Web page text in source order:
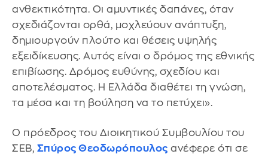
ανθεκτικότητα. Οι αμυντικές δαπάνες, όταν
σχεδιάζονται ορθά, μοχλεύουν ανάπτυξη,
δημιουργούν πλούτο και θέσεις υψηλής
εξειδίκευσης. Αυτός είναι ο δρόμος της εθνικής
επιβίωσης. Δρόμος ευθύνης, σχεδίου και
αποτελέσματος. Η Ελλάδα διαθέτει τη γνώση,
τα μέσα και τη βούληση να το πετύχει».
Ο πρόεδρος του Διοικητικού Συμβουλίου του
ΣΕΒ, Σπύρος Θεοδωρόπουλος ανέφερε ότι σε